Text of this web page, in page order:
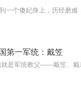
第一军统：戴笠